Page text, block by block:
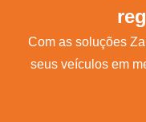
Com as soluções
seus veículos em